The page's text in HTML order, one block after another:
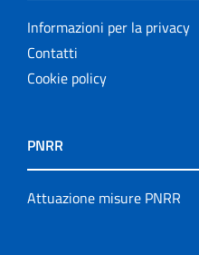
Informazioni per la privacy
Contatti
Cookie policy
PNRR
Attuazione misure PNRR